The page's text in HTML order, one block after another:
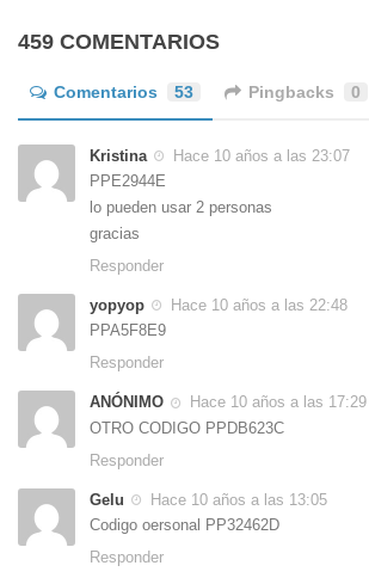
459 COMENTARIOS
Comentarios 53 Pingbacks 0
Kristina
Hace 10 años a las 23:07
PPE2944E
lo pueden usar 2 personas
gracias
Responder
yopyop
Hace 10 años a las 22:48
PPA5F8E9
Responder
ANÓNIMO
Hace 10 años a las 17:29
OTRO CODIGO PPDB623C
Responder
Gelu
Hace 10 años a las 13:05
Codigo oersonal PP32462D
Responder